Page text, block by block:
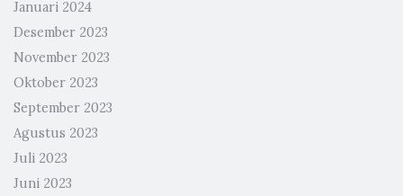
Januari 2024
Desember 2023
November 2023
Oktober 2023
September 2023
Agustus 2023
Juli 2023
Juni 2023